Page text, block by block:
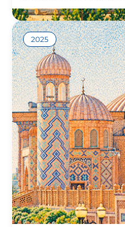
2025
Русский язык занимает в
остаётся важным языком
межкультурного
позволяют увидеть
исторической
Авторы обращаются к
школе и вузе, цифровым
переводу русской
решениям, учитывающим
аудитории.
Журнал «Русистика
поддержке фонда